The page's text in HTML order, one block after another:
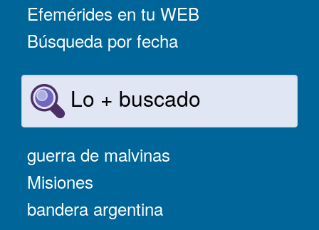
Efemérides en tu WEB
Búsqueda por fecha
Lo + buscado
guerra de malvinas
Misiones
bandera argentina